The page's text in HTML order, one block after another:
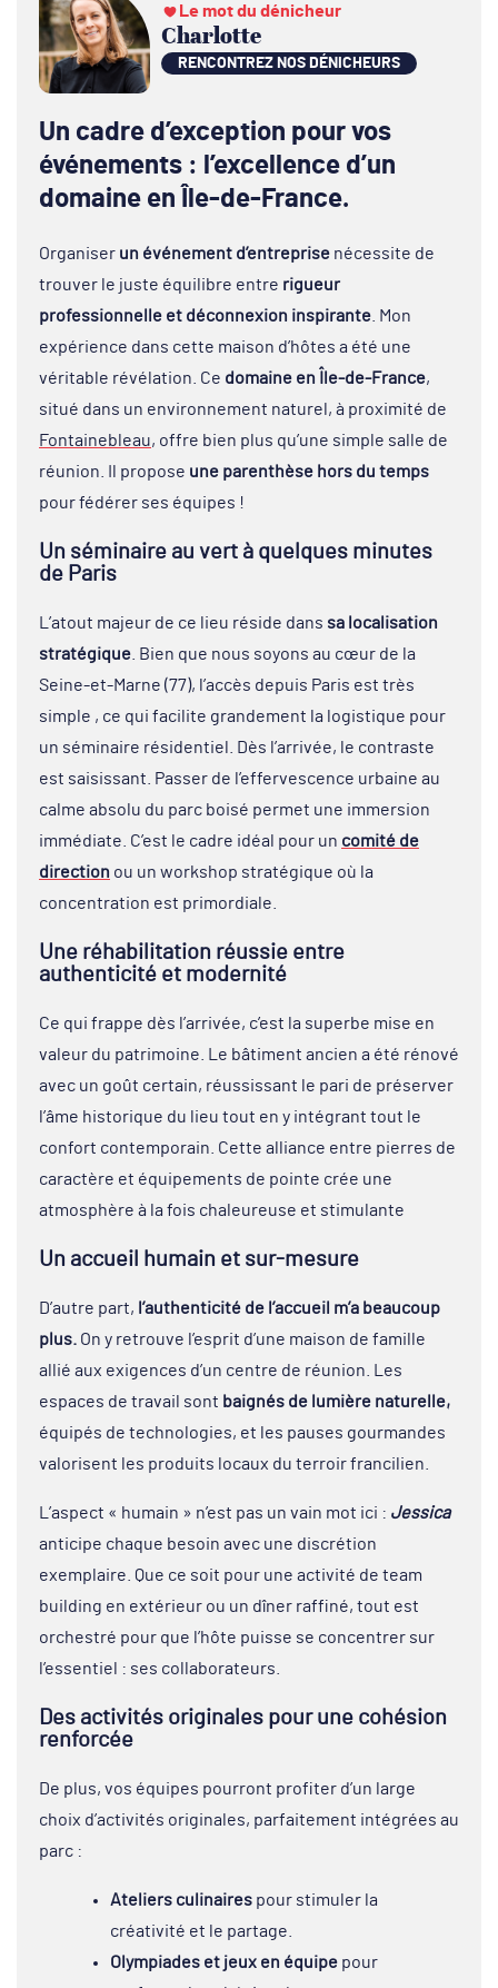
Le mot du dénicheur
Charlotte
RENCONTREZ NOS DÉNICHEURS
Un cadre d’exception pour vos
événements : l’excellence d’un
domaine en Île-de-France.
Organiser un événement d’entreprise nécessite de
trouver le juste équilibre entre rigueur
professionnelle et déconnexion inspirante. Mon
expérience dans cette maison d’hôtes a été une
véritable révélation. Ce domaine en Île-de-France,
situé dans un environnement naturel, à proximité de
Fontainebleau, offre bien plus qu’une simple salle de
réunion. Il propose une parenthèse hors du temps
pour fédérer ses équipes !
Un séminaire au vert à quelques minutes
de Paris
L’atout majeur de ce lieu réside dans sa localisation
stratégique. Bien que nous soyons au cœur de la
Seine-et-Marne (77), l’accès depuis Paris est très
simple , ce qui facilite grandement la logistique pour
un séminaire résidentiel. Dès l’arrivée, le contraste
est saisissant. Passer de l’effervescence urbaine au
calme absolu du parc boisé permet une immersion
immédiate. C’est le cadre idéal pour un comité de
direction ou un workshop stratégique où la
concentration est primordiale.
Une réhabilitation réussie entre
authenticité et modernité
Ce qui frappe dès l’arrivée, c’est la superbe mise en
valeur du patrimoine. Le bâtiment ancien a été rénové
avec un goût certain, réussissant le pari de préserver
l’âme historique du lieu tout en y intégrant tout le
confort contemporain. Cette alliance entre pierres de
caractère et équipements de pointe crée une
atmosphère à la fois chaleureuse et stimulante
Un accueil humain et sur-mesure
D’autre part, l’authenticité de l’accueil m’a beaucoup
plus. On y retrouve l’esprit d’une maison de famille
allié aux exigences d’un centre de réunion. Les
espaces de travail sont baignés de lumière naturelle,
équipés de technologies, et les pauses gourmandes
valorisent les produits locaux du terroir francilien.
L’aspect « humain » n’est pas un vain mot ici : Jessica
anticipe chaque besoin avec une discrétion
exemplaire. Que ce soit pour une activité de team
building en extérieur ou un dîner raffiné, tout est
orchestré pour que l’hôte puisse se concentrer sur
l’essentiel : ses collaborateurs.
Des activités originales pour une cohésion
renforcée
De plus, vos équipes pourront profiter d’un large
choix d’activités originales, parfaitement intégrées au
parc :
Ateliers culinaires pour stimuler la
créativité et le partage.
Olympiades et jeux en équipe pour